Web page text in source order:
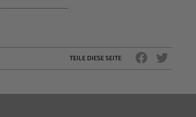
TEILE DIESE SEITE